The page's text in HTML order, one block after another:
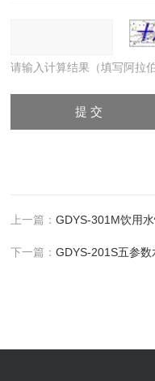
请输入计算结果（填写阿拉
上一篇：GDYS-301M饮用
下一篇：GDYS-201S五参数